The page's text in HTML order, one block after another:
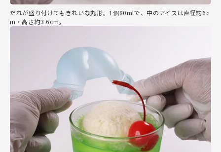
だれが盛り付けてもきれいな丸形。1個80mlで、中のアイスは直径約6c
m・高さ約3.6cm。